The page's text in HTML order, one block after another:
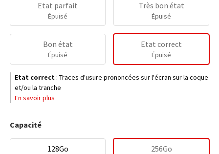
Etat parfait
Épuisé
Très bon état
Épuisé
Bon état
Épuisé
Etat correct
Épuisé
Etat correct : Traces d'usure prononcées sur l'écran sur la coque
et/ou la tranche
En savoir plus
Capacité
128Go 256Go